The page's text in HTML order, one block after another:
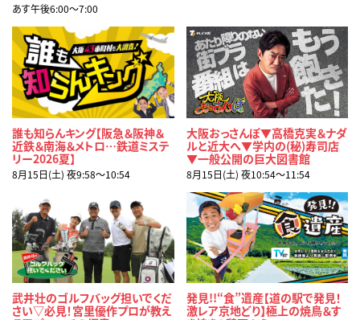
あす午後6:00〜7:00
誰も知らんキング【阪急＆阪神＆
近鉄＆南海＆メトロ…鉄道ミステ
リー2026夏】
8月15日(土) 夜9:58〜10:54
大阪おっさんぽ▼高橋克実＆ナダ
ルと近大へ▼学内の(秘)寿司店
▼一般公開の巨大図書館
8月15日(土) 夜10:54〜11:54
武井壮のゴルフバッグ担いでくだ
さい▽必見！宮里優作プロが教え
発見!!“食”遺産【道の駅で発見！
激レア京地どり】極上の焼鳥＆す